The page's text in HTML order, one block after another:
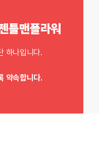
틀맨플라워
하나입니다.
약속합니다.